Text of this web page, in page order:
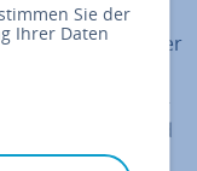
Pla­nungs­
un­ter­stüt­zen­der
zur Ge­
Vorhaben zu­
harte Fakten und
und
Sie der
Ihrer Daten